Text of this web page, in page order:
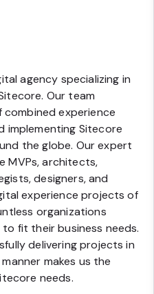
agency specializing in
Our team
experience
implementing Sitecore
the globe. Our expert
MVPs, architects,
designers, and
experience projects of
organizations
fit their business needs.
delivering projects in
makes us the
needs.